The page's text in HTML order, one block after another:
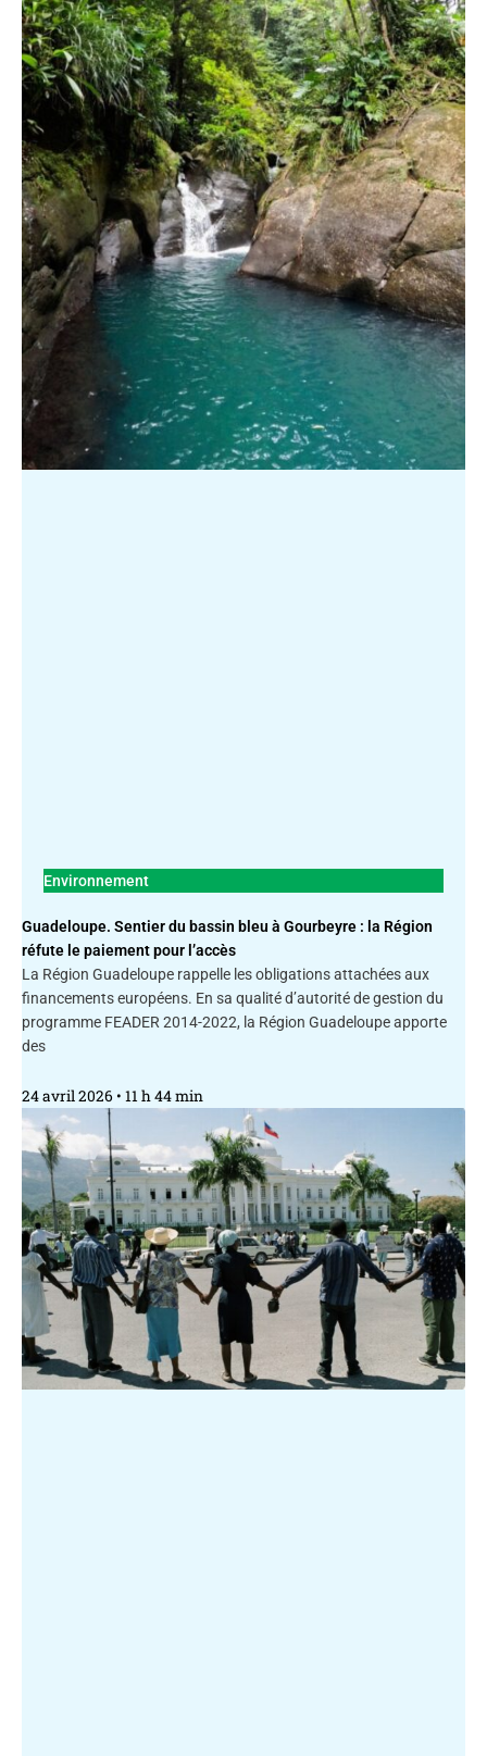
Environnement
Guadeloupe. Sentier du bassin bleu à Gourbeyre : la Région
réfute le paiement pour l’accès
La Région Guadeloupe rappelle les obligations attachées aux
financements européens. En sa qualité d’autorité de gestion du
programme FEADER 2014-2022, la Région Guadeloupe apporte
des
24 avril 2026 11 h 44 min